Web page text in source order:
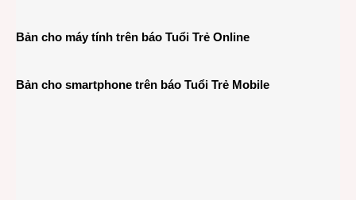
Bản cho máy tính trên báo Tuổi Trẻ Online
Bản cho smartphone trên báo Tuổi Trẻ Mobile